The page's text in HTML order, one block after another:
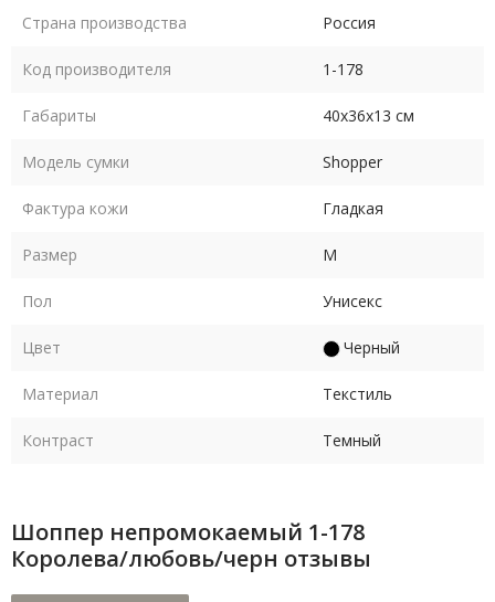
Страна производства Россия
Код производителя 1-178
Габариты 40х36х13 см
Модель сумки Shopper
Фактура кожи Гладкая
Размер M
Пол Унисекс
Цвет Черный
Материал Текстиль
Контраст Темный
Шоппер непромокаемый 1-178
Королева/любовь/черн отзывы